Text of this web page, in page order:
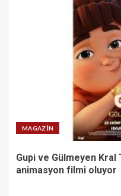
MAGAZIN
Gupi ve Gülmeyen Kral
animasyon filmi oluyor